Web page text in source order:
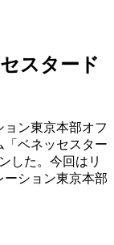
スタード
ン東京本部オフ
「ベネッセスター
した。今回はリ
ーション東京本部